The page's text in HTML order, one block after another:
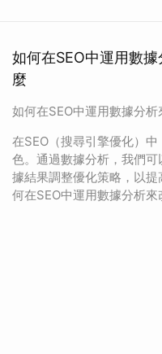
如何在SEO中運用數
麼
如何在SEO中運用數據分
在SEO（搜尋引擎優化）
色。通過數據分析，我們
據結果調整優化策略，以
何在SEO中運用數據分析